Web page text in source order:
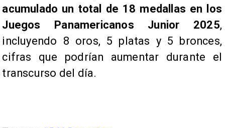
acumulado un total de 18 medallas en los
Juegos Panamericanos Junior 2025,
incluyendo 8 oros, 5 platas y 5 bronces,
cifras que podrían aumentar durante el
transcurso del día.